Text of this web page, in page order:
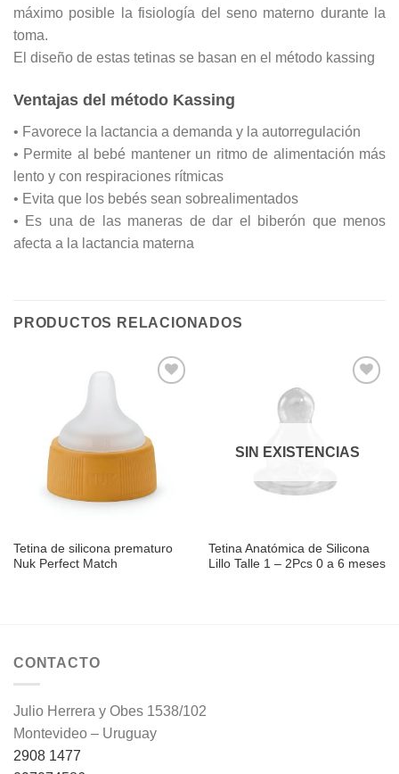
máximo posible la fisiología del seno materno durante la
toma.
El diseño de estas tetinas se basan en el método kassing
Ventajas del método Kassing
• Favorece la lactancia a demanda y la autorregulación
• Permite al bebé mantener un ritmo de alimentación más
lento y con respiraciones rítmicas
• Evita que los bebés sean sobrealimentados
• Es una de las maneras de dar el biberón que menos
afecta a la lactancia materna
PRODUCTOS RELACIONADOS
deseos
Tetina de silicona prematuro
Nuk Perfect Match
SIN EXISTENCIAS
Tetina Anatómica de Silicona
Lillo Talle 1 – 2Pcs 0 a 6 meses
CONTACTO
Julio Herrera y Obes 1538/102
Montevideo – Uruguay
2908 1477